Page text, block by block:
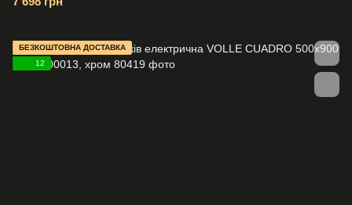
БЕЗКОШТОВНА ДОСТАВКА
12